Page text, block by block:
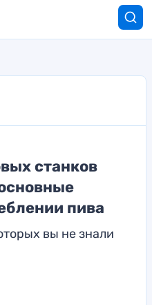
станков
пива
вы не знали